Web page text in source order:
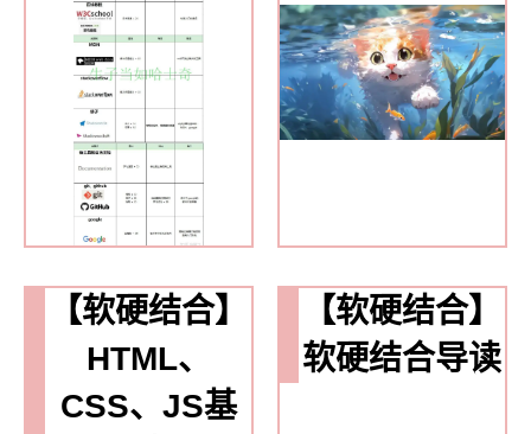
【软硬结合】
HTML、
CSS、JS基
【软硬结合】
软硬结合导读